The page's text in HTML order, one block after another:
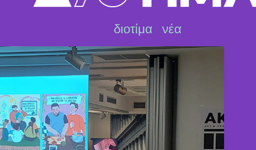
διοτίμα νέα